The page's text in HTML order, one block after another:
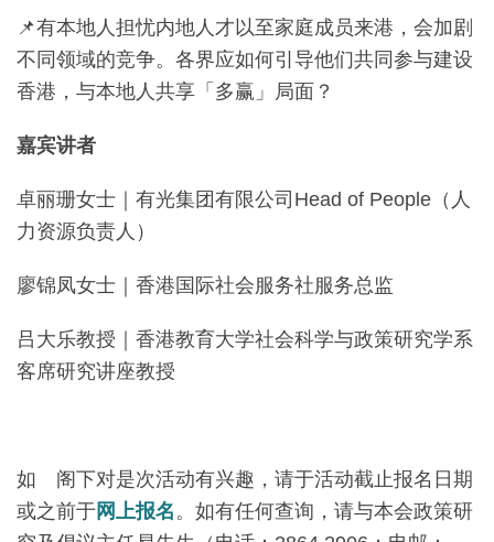
📌有本地人担忧内地人才以至家庭成员来港，会加剧
不同领域的竞争。各界应如何引导他们共同参与建设
香港，与本地人共享「多赢」局面？
嘉宾讲者
卓丽珊女士｜有光集团有限公司Head of People（人
力资源负责人）
廖锦凤女士｜香港国际社会服务社服务总监
吕大乐教授｜香港教育大学社会科学与政策研究学系
客席研究讲座教授
如 阁下对是次活动有兴趣，请于活动截止报名日期
或之前于网上报名 。如有任何查询，请与本会政策研